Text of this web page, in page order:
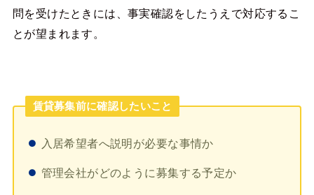
問を受けたときには、事実確認をしたうえで対応するこ
とが望まれます。
賃貸募集前に確認したいこと
入居希望者へ説明が必要な事情か
管理会社がどのように募集する予定か